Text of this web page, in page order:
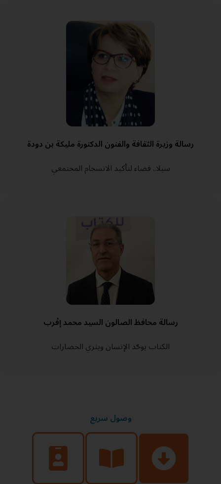
رسالة وزيرة الثقافة والفنون الدكتورة مليكة بن دودة
سيلا.. فضاء لتأكيد الانسجام المجتمعي
رسالة محافظ الصالون السيد محمد إڤرب
الكتاب يوحّد الإنسان ويثري الحضارات
وصول سريع